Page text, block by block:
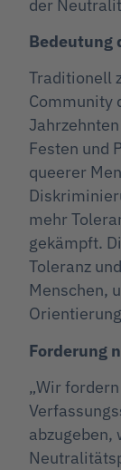
der
Bedeutung
Traditionell
Community
Festen und
queerer
mehr
gekämpft.
Toleranz
Menschen,
Forderung
„Wir
abzugeben,